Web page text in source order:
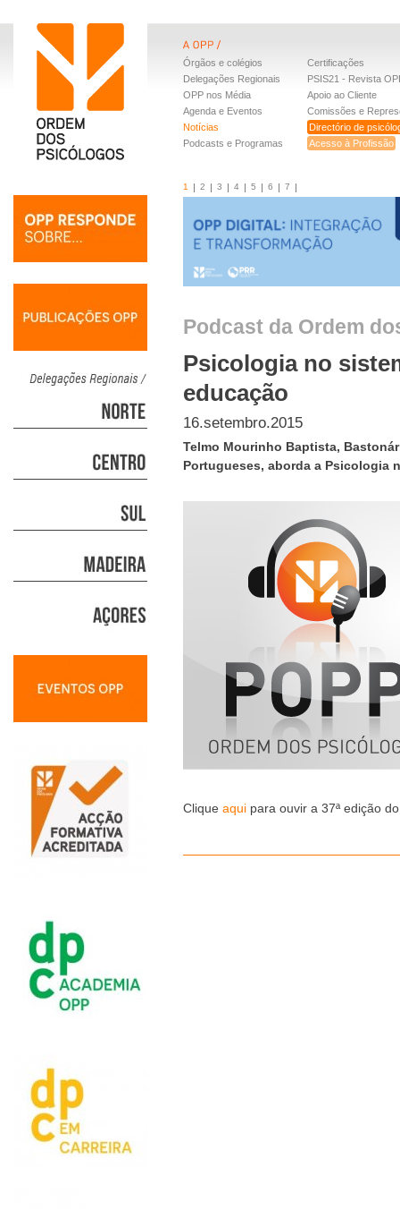
Órgãos e colégios
Delegações Regionais
OPP nos Média
Agenda e Eventos
Notícias
Podcasts e Programas
Certificações
PSIS21 - Revista
Apoio ao Cliente
Comissões e
Directório de
Acesso à Profissão
1 2 3 4 5 6 7
Podcast da Ordem
Psicologia no
educação
16.setembro.2015
Telmo Mourinho Baptista,
Portugueses, aborda a Psicologia
Clique aqui para ouvir a 37ª edição